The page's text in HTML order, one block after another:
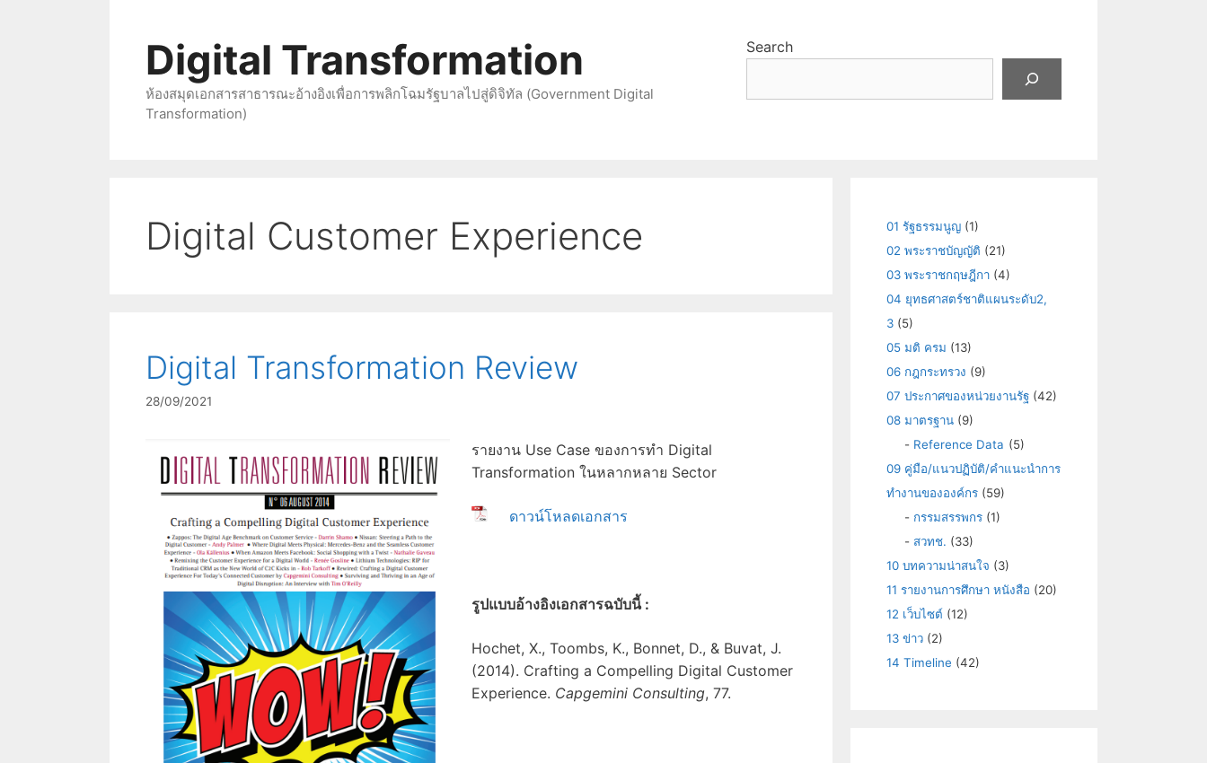
Search
Digital Transformation
ห้องสมุดเอกสารสาธารณะอ้างอิงเพื่อการพลิกโฉมรัฐบาลไปสู่ดิจิทัล (Government Digital
Transformation)
Digital Customer Experience
Digital Transformation Review
28/09/2021
รายงาน Use Case ของการทำ Digital
Transformation ในหลากหลาย Sector
ดาวน์โหลดเอกสาร
รูปแบบอ้างอิงเอกสารฉบับนี้ :
Hochet, X., Toombs, K., Bonnet, D., & Buvat, J.
(2014). Crafting a Compelling Digital Customer
Experience. Capgemini Consulting, 77.
01 รัฐธรรมนูญ (1)
02 พระราชบัญญัติ (21)
03 พระราชกฤษฎีกา (4)
04 ยุทธศาสตร์ชาติแผนระดับ2,
3 (5)
05 มติ ครม (13)
06 กฎกระทรวง (9)
07 ประกาศของหน่วยงานรัฐ (42)
08 มาตรฐาน (9)
- Reference Data (5)
09 คู่มือ/แนวปฏิบัติ/คำแนะนำการ
ทำงานขององค์กร (59)
- กรรมสรรพกร (1)
- สวทช. (33)
10 บทความน่าสนใจ (3)
11 รายงานการศึกษา หนังสือ (20)
12 เว็บไซต์ (12)
13 ข่าว (2)
14 Timeline (42)